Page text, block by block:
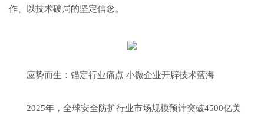
作、以技术破局的坚定信念。
应势而生：锚定行业痛点 小微企业开辟技术蓝海
2025年，全球安全防护行业市场规模预计突破4500亿美